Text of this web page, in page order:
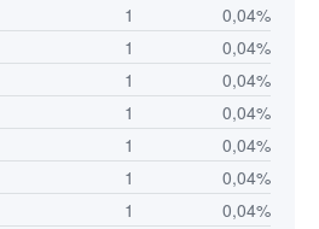
1
0,04%
1
0,04%
1
0,04%
1
0,04%
1
0,04%
1
0,04%
1
0,04%